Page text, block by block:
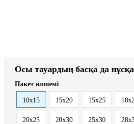
Осы тауардың басқа да
Пакет өлшемі
10x15 15x20 15x25
20x25 20x30 25x30